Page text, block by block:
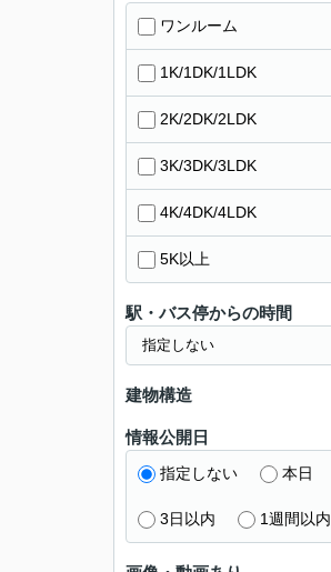
ワンルーム
1K/1DK/1LDK
2K/2DK/2LDK
3K/3DK/3LDK
4K/4DK/4LDK
5K以上
駅・バス停からの時間
建物構造
情報公開日
指定しない 本日
3日以内 1週間以内